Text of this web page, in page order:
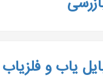
یاب و فلزیاب